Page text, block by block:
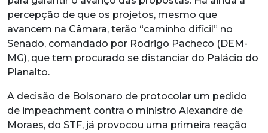
percepção de que os projetos, mesmo que
avancem na Câmara, terão “caminho difícil” no
Senado, comandado por Rodrigo Pacheco (DEM-
MG), que tem procurado se distanciar do Palácio do
Planalto.
A decisão de Bolsonaro de protocolar um pedido
de impeachment contra o ministro Alexandre de
Moraes, do STF, já provocou uma primeira reação